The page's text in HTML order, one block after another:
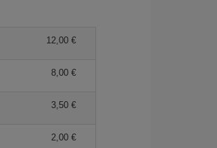
12,00 €
8,00 €
3,50 €
2,00 €